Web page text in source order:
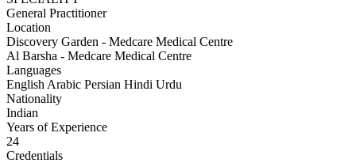
General Practitioner
Location
Discovery Garden - Medcare Medical Centre
Al Barsha - Medcare Medical Centre
Languages
English Arabic Persian Hindi Urdu
Nationality
Indian
Years of Experience
24
Credentials